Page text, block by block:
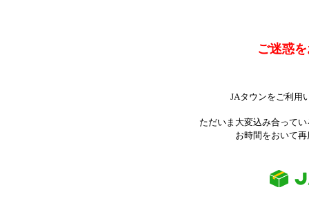
ご迷惑
JAタウンをご利用
ただいま大変込み合って
お時間をおいて